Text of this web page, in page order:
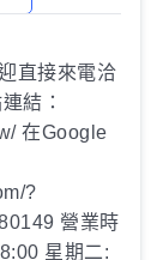
直接來電洽
結：
在Google
?
營業時
星期二: